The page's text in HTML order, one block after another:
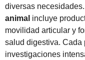
diversas
animal incluye
movilidad articular y
salud digestiva. Cada
investigaciones